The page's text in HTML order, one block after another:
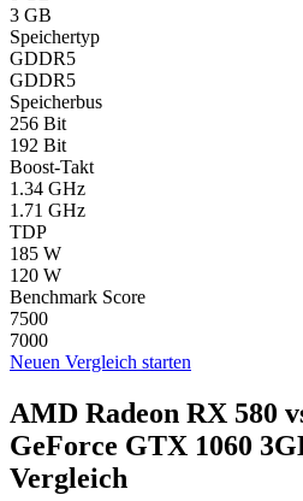
3 GB
Speichertyp
GDDR5
GDDR5
Speicherbus
256 Bit
192 Bit
Boost-Takt
1.34 GHz
1.71 GHz
TDP
185 W
120 W
Benchmark Score
7500
7000
Neuen Vergleich starten
AMD Radeon RX 580
GeForce GTX 1060
Vergleich